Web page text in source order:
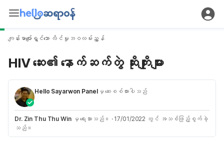
ကျန်းမာပျော်ရွှင်သော လိင်မှုဘဝလမ်းညွှန်
HIV ဆေး၏ နောက်ဆက်တွဲ ဆိုးကျိုးများ
Hello Sayarwon Panelမှ ဆေးစစ်ထားပါသည်
Dr. Zin Thu Thu Winမှ ရေးသားသည်။ · 17/01/2022 တွင် အသစ်ဖြည့်စွက်ခဲ့
သည်။